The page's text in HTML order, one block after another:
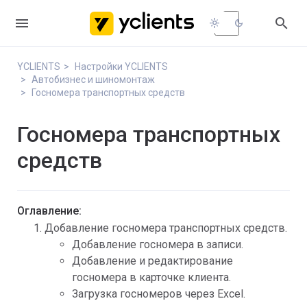
 light_mode dark_mode 
YCLIENTS
Настройки YCLIENTS
Автобизнес и шиномонтаж
Госномера транспортных средств
Госномера транспортных
средств
Оглавление:
Добавление госномера транспортных средств.
Добавление госномера в записи.
Добавление и редактирование
госномера в карточке клиента.
Загрузка госномеров через Excel.